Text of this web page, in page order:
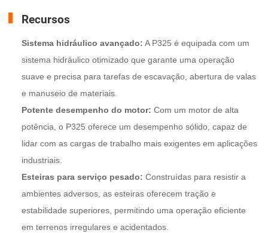
Recursos
Sistema hidráulico avançado: A P325 é equipada com um
sistema hidráulico otimizado que garante uma operação
suave e precisa para tarefas de escavação, abertura de valas
e manuseio de materiais.
Potente desempenho do motor: Com um motor de alta
potência, o P325 oferece um desempenho sólido, capaz de
lidar com as cargas de trabalho mais exigentes em aplicações
industriais.
Esteiras para serviço pesado: Construídas para resistir a
ambientes adversos, as esteiras oferecem tração e
estabilidade superiores, permitindo uma operação eficiente
em terrenos irregulares e acidentados.